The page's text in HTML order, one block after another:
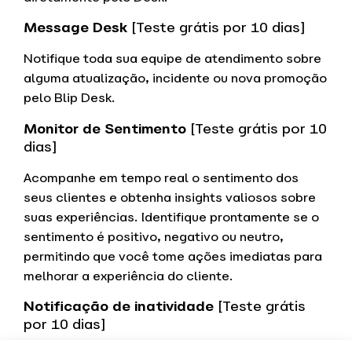
Message Desk [Teste grátis por 10 dias]
Notifique toda sua equipe de atendimento sobre
alguma atualização, incidente ou nova promoção
pelo Blip Desk.
Monitor de Sentimento [Teste grátis por 10
dias]
Acompanhe em tempo real o sentimento dos
seus clientes e obtenha insights valiosos sobre
suas experiências. Identifique prontamente se o
sentimento é positivo, negativo ou neutro,
permitindo que você tome ações imediatas para
melhorar a experiência do cliente.
Notificação de inatividade [Teste grátis
por 10 dias]